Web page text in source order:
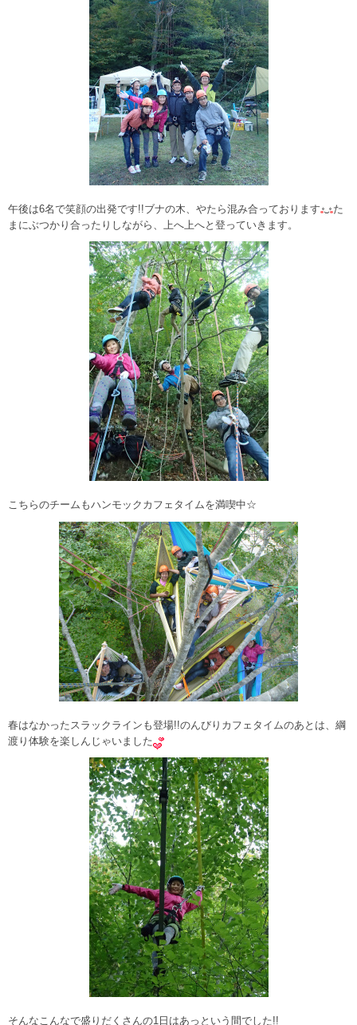
午後は6名で笑顔の出発です!!ブナの木、やたら混み合っております
た
まにぶつかり合ったりしながら、上へ上へと登っていきます。
こちらのチームもハンモックカフェタイムを満喫中☆
春はなかったスラックラインも登場!!のんびりカフェタイムのあとは、綱
渡り体験を楽しんじゃいました
そんなこんなで盛りだくさんの1日はあっという間でした!!